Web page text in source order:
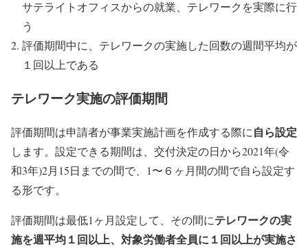
サテライトオフィスからの就業、テレワークを実際に行
う
評価期間中に、テレワークの実施した回数の週間平均が
１回以上である
テレワーク実施の評価期間
評価期間は申請者が事業実施計画を作成する際に自ら設定
します。設定できる期間は、交付決定の日から2021年(令
和3年)2月15日までの間で、1〜６ヶ月間の間で自ら設定す
る形です。
評価期間は最低1ヶ月設定して、その間にテレワークの実
施を週平均１回以上、対象労働者全員に１回以上が実施さ